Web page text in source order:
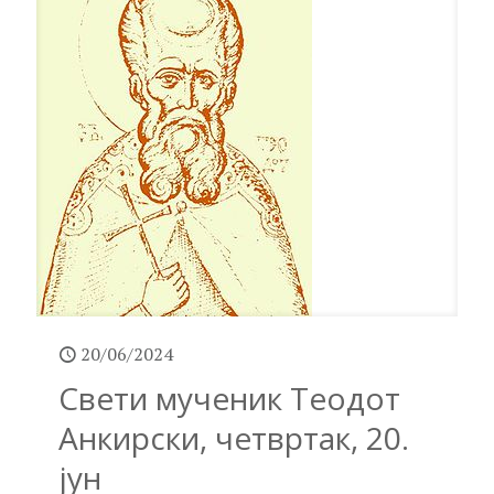
20/06/2024
Свети мученик Теодот
Анкирски, четвртак, 20.
јун